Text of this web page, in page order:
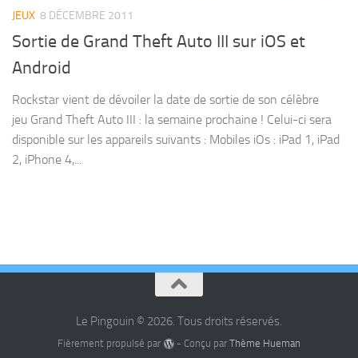
JEUX 8 DÉCEMBRE 2011
Sortie de Grand Theft Auto III sur iOS et
Android
Rockstar vient de dévoiler la date de sortie de son célèbre
jeu Grand Theft Auto III : la semaine prochaine ! Celui-ci sera
disponible sur les appareils suivants : Mobiles iOs : iPad 1, iPad
2, iPhone 4,...
Le Pingouin © 2026. Tous droits réservés.
Fièrement propulsé par - Conçu par Thème Hueman